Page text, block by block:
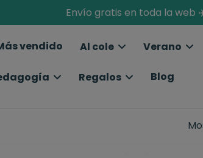
Envío gratis en toda la web
vendido Al cole Verano
Regalos Blog